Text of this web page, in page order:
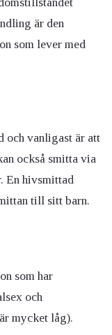
är den
som lever med
och vanligast är att
också smitta via
En hivsmittad
till sitt barn.
som har
och
mycket låg).